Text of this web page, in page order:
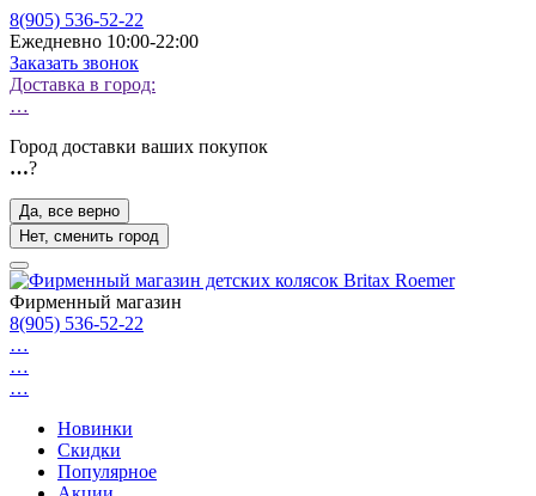
8(905) 536-52-22
Ежедневно 10:00-22:00
Заказать звонок
Доставка в город:
…
Город доставки ваших покупок
…?
Да, все верно
Нет, сменить город
Фирменный магазин
8(905) 536-52-22
…
…
…
Новинки
Скидки
Популярное